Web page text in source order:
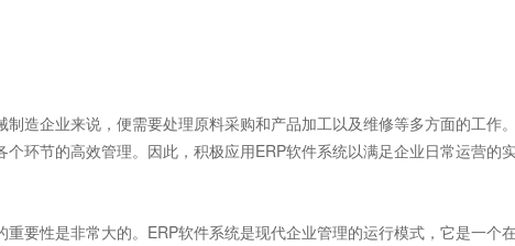
企业来说，便需要处理原料采购和产品加工以及维修等多方面的工作
环节的高效管理。因此，积极应用ERP软件系统以满足企业日常运营的
性是非常大的。ERP软件系统是现代企业管理的运行模式，它是一个